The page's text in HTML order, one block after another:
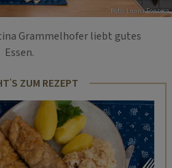
Foto: Luana Fonseca
Grammelhofer liebt gutes
Essen.
ZUM REZEPT